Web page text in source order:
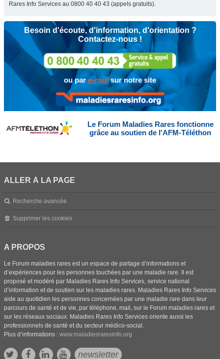
Rares Info Services au 0800 40 40 43 (appels gratuits).
Besoin d'écoute, d'information, d'orientation ?
Contactez-nous !
ou pare-mailsur notre site
Le Forum Maladies Rares fonctionne
grâce au soutien de l'AFM-Téléthon
ALLER À LA PAGE
Recherche avancée
Supprimer les cookies
A PROPOS
Le Forum maladies rares est un espace de partage d’informations et
d’expériences pour les personnes touchées par une maladie rare. Il est
proposé et modéré par Maladies Rares Info Services, service national
d’information et de soutien sur les maladies rares. Maladies Rares Info Services
aide au quotidien les personnes concernées par une maladie rare dans leur
parcours de santé et de vie, par téléphone, mail, sur le Forum maladies rares et
sur les réseaux sociaux. Maladies Rares Info Services oriente aussi les
professionnels de santé et du secteur médico-social.
Plus d’informations : www.maladiesraresinfo.org
newsletter